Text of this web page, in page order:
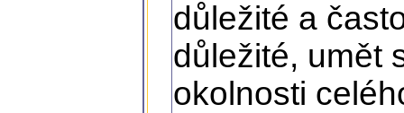
důležité a
důležité, umět
okolnosti